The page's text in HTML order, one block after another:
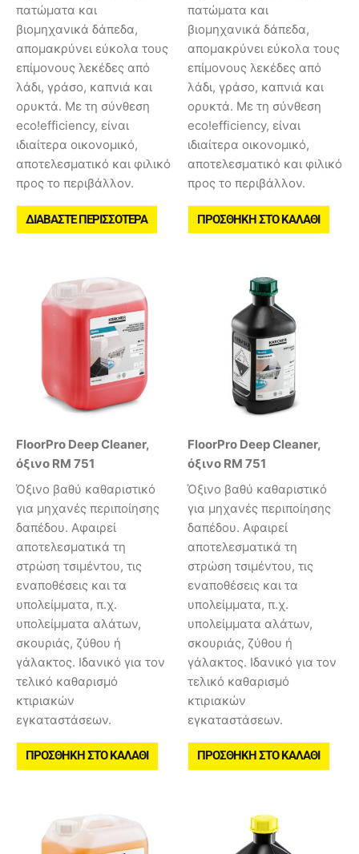
πατώματα και
βιομηχανικά δάπεδα,
απομακρύνει εύκολα τους
επίμονους λεκέδες από
λάδι, γράσο, καπνιά και
ορυκτά. Με τη σύνθεση
eco!efficiency, είναι
ιδιαίτερα οικονομικό,
αποτελεσματικό και φιλικό
προς το περιβάλλον.
ΔΙΑΒΆΣΤΕ ΠΕΡΙΣΣΌΤΕΡΑ
πατώματα και
βιομηχανικά δάπεδα,
απομακρύνει εύκολα τους
επίμονους λεκέδες από
λάδι, γράσο, καπνιά και
ορυκτά. Με τη σύνθεση
eco!efficiency, είναι
ιδιαίτερα οικονομικό,
αποτελεσματικό και φιλικό
προς το περιβάλλον.
ΠΡΟΣΘΉΚΗ ΣΤΟ ΚΑΛΆΘΙ
FloorPro Deep Cleaner,
όξινο RM 751
Όξινο βαθύ καθαριστικό
για μηχανές περιποίησης
δαπέδου. Αφαιρεί
αποτελεσματικά τη
στρώση τσιμέντου, τις
εναποθέσεις και τα
υπολείμματα, π.χ.
υπολείμματα αλάτων,
σκουριάς, ζύθου ή
γάλακτος. Ιδανικό για τον
τελικό καθαρισμό
κτιριακών
εγκαταστάσεων.
ΠΡΟΣΘΉΚΗ ΣΤΟ ΚΑΛΆΘΙ
FloorPro Deep Cleaner,
όξινο RM 751
Όξινο βαθύ καθαριστικό
για μηχανές περιποίησης
δαπέδου. Αφαιρεί
αποτελεσματικά τη
στρώση τσιμέντου, τις
εναποθέσεις και τα
υπολείμματα, π.χ.
υπολείμματα αλάτων,
σκουριάς, ζύθου ή
γάλακτος. Ιδανικό για τον
τελικό καθαρισμό
κτιριακών
εγκαταστάσεων.
ΠΡΟΣΘΉΚΗ ΣΤΟ ΚΑΛΆΘΙ